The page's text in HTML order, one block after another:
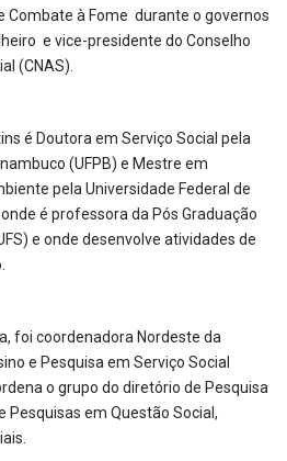
Combate à Fome durante o governos
e vice-presidente do Conselho
(CNAS).
é Doutora em Serviço Social pela
(UFPB) e Mestre em
pela Universidade Federal de
é professora da Pós Graduação
e onde desenvolve atividades de
foi coordenadora Nordeste da
e Pesquisa em Serviço Social
o grupo do diretório de Pesquisa
Pesquisas em Questão Social,